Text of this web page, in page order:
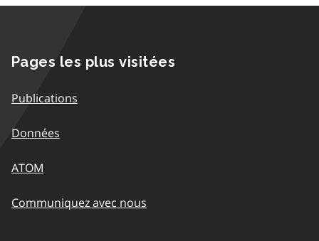
Pages les plus visitées
Publications
Données
ATOM
Communiquez avec nous